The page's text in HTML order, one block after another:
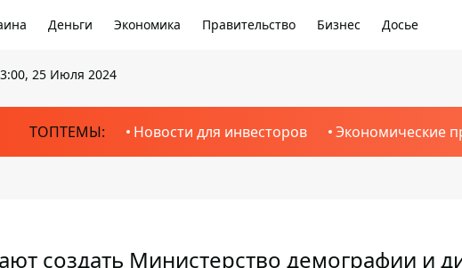
Деньги Экономика Правительство Бизнес Досье
25 Июля 2024
ТОПТЕМЫ: Новости для инвесторов Экономические
создать Министерство демографии и